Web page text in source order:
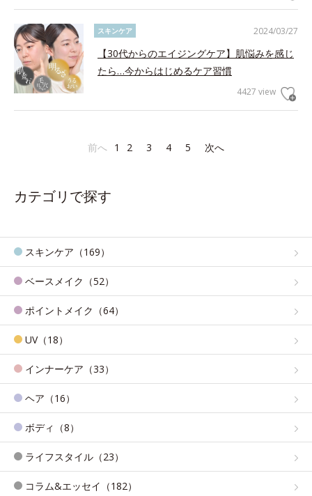
2024/03/27
スキンケア
【30代からのエイジングケア】肌悩みを感じ
たら…今からはじめるケア習慣
4427 view
前へ 1 2 3 4 5 次へ
カテゴリで探す
スキンケア（169）
ベースメイク（52）
ポイントメイク（64）
UV（18）
インナーケア（33）
ヘア（16）
ボディ（8）
ライフスタイル（23）
コラム&エッセイ（182）